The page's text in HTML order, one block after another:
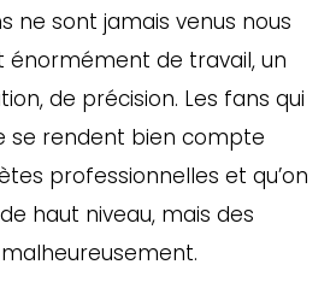
ne sont jamais venus nous
énormément de travail, un
de précision. Les fans qui
se rendent bien compte
professionnelles et qu’on
haut niveau, mais des